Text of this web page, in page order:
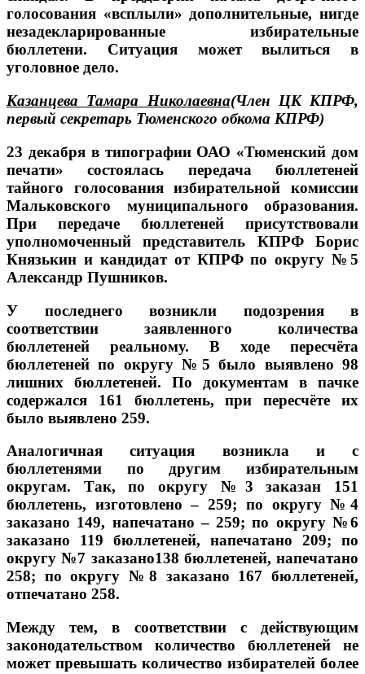
голосования «всплыли» дополнительные, нигде
незадекларированные избирательные
бюллетени. Ситуация может вылиться в
уголовное дело.
Казанцева Тамара Николаевна(Член ЦК КПРФ,
первый секретарь Тюменского обкома КПРФ)
23 декабря в типографии ОАО «Тюменский дом
печати» состоялась передача бюллетеней
тайного голосования избирательной комиссии
Мальковского муниципального образования.
При передаче бюллетеней присутствовали
уполномоченный представитель КПРФ Борис
Князькин и кандидат от КПРФ по округу №5
Александр Пушников.
У последнего возникли подозрения в
соответствии заявленного количества
бюллетеней реальному. В ходе пересчёта
бюллетеней по округу №5 было выявлено 98
лишних бюллетеней. По документам в пачке
содержался 161 бюллетень, при пересчёте их
было выявлено 259.
Аналогичная ситуация возникла и с
бюллетенями по другим избирательным
округам. Так, по округу №3 заказан 151
бюллетень, изготовлено – 259; по округу №4
заказано 149, напечатано – 259; по округу №6
заказано 119 бюллетеней, напечатано 209; по
округу №7 заказано138 бюллетеней, напечатано
258; по округу №8 заказано 167 бюллетеней,
отпечатано 258.
Между тем, в соответствии с действующим
законодательством количество бюллетеней не
может превышать количество избирателей более